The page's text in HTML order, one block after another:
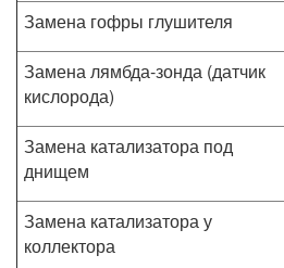
Замена гофры глушителя
Замена лямбда-зонда (датчик
кислорода)
Замена катализатора под
днищем
Замена катализатора у
коллектора